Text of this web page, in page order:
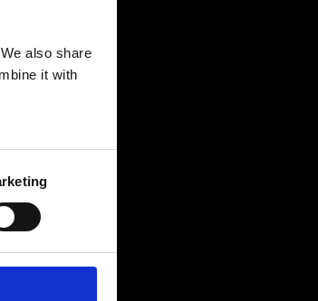
also share
it with